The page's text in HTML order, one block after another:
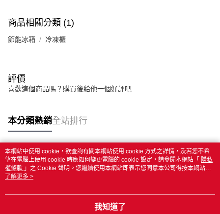
商品相關分類 (1)
節能冰箱 冷凍櫃
評價
喜歡這個商品嗎？購買後給他一個好評吧
本分類熱銷全站排行
熱門標籤
本網站中使用 cookie，欲查詢有關本網站使用 cookie 方式之詳情，及若您不希
望在電腦上使用 cookie 時應如何變更電腦的 cookie 設定，請參閱本網站「 隱私
權條款 」之 Cookie 聲明。您繼續使用本網站即表示您同意本公司得按本網站使
用條款之 Cookie 聲明使用 cookie。
了解更多 >
我知道了